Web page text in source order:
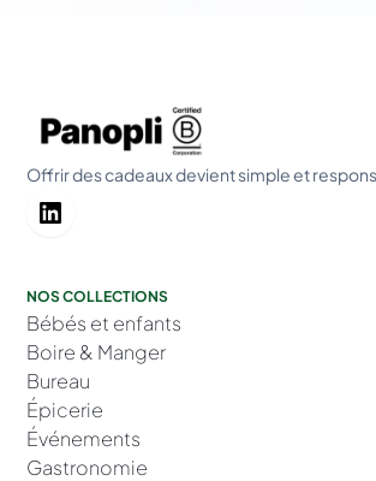
Offrir des cadeaux devient simple et
NOS COLLECTIONS
Bébés et enfants
Boire & Manger
Bureau
Épicerie
Événements
Gastronomie